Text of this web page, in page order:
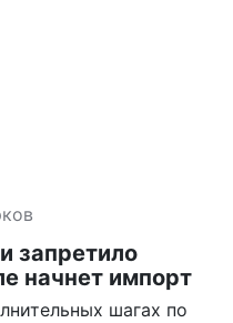
запретило
начнет импорт
шагах по